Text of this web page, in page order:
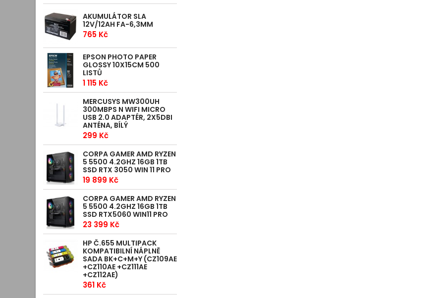
AKUMULÁTOR SLA
12V/12AH FA-6,3MM
765 Kč
EPSON PHOTO PAPER
GLOSSY 10X15CM 500
LISTŮ
1 115 Kč
MERCUSYS MW300UH
300MBPS N WIFI MICRO
USB 2.0 ADAPTÉR, 2X5DBI
ANTÉNA, BÍLÝ
299 Kč
CORPA GAMER AMD RYZEN
5 5500 4.2GHZ 16GB 1TB
SSD RTX 3050 WIN 11 PRO
19 899 Kč
CORPA GAMER AMD RYZEN
5 5500 4.2GHZ 16GB 1TB
SSD RTX5060 WIN11 PRO
23 399 Kč
HP Č.655 MULTIPACK
KOMPATIBILNÍ NÁPLNĚ
SADA BK+C+M+Y (CZ109AE
+CZ110AE +CZ111AE
+CZ112AE)
361 Kč